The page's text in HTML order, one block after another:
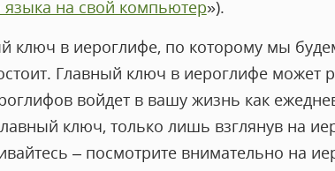
языка на свой компьютер»).
ключ в иероглифе, по которому мы
Главный ключ в иероглифе может
войдет в вашу жизнь как
ключ, только лишь взглянув на
– посмотрите внимательно на